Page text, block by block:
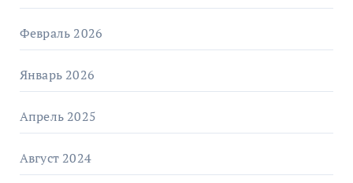
Февраль 2026
Январь 2026
Апрель 2025
Август 2024